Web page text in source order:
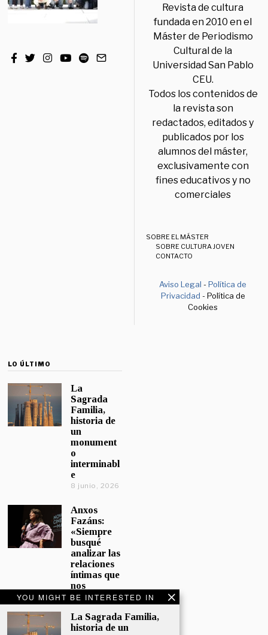
YOU MIGHT BE INTERESTED IN
La Sagrada Familia,
historia de un
Revista de cultura
fundada en 2010 en el
Máster de Periodismo
Cultural de la
Universidad San Pablo
CEU.
Todos los contenidos de
la revista son
redactados, editados y
publicados por los
alumnos del máster,
exclusivamente con
fines educativos y no
comerciales
SOBRE EL MÁSTER
SOBRE CULTURA JOVEN
CONTACTO
Aviso Legal -Política de
Privacidad - Política de
Cookies
LO ÚLTIMO
La
Sagrada
Familia,
historia de
un
monument
o
interminabl
e
8 junio, 2026
Anxos
Fazáns:
«Siempre
busqué
analizar las
relaciones
íntimas que
nos
afectan»
5 junio, 2026
El hijo de la